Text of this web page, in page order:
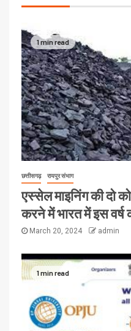
1 min read
छत्तीसगढ़ रायपुर संभाग
एस्सेल माइनिंग की दो
करने में भारत में इस वर्ष
March 20, 2024 admin
1 min read